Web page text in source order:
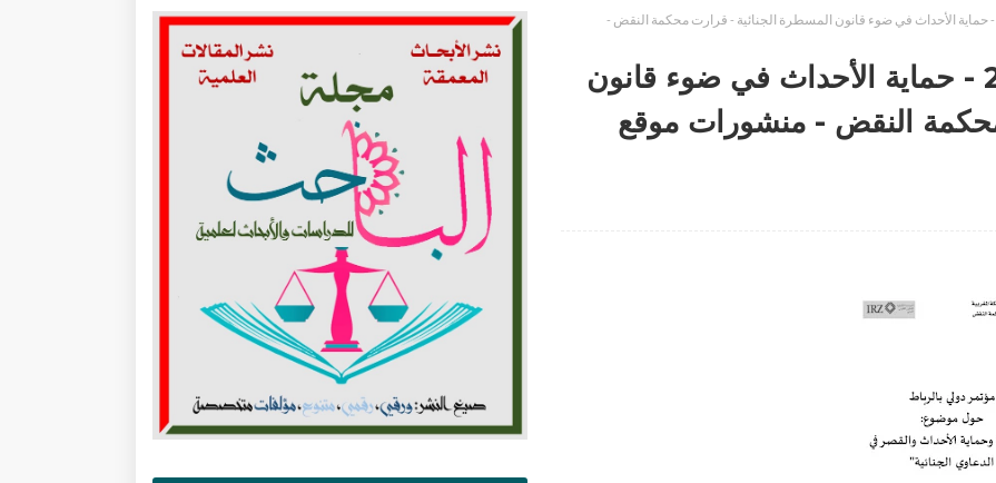
دفاتر محكمة النقض العدد 27 - حماية الأحداث في ضوء قانون المسطرة الجنائية - قرارت محكمة النقض -
دفاتر محكمة النقض العدد 27 - حماية الأحداث في ضوء قانون
النقض - منشورات موقع